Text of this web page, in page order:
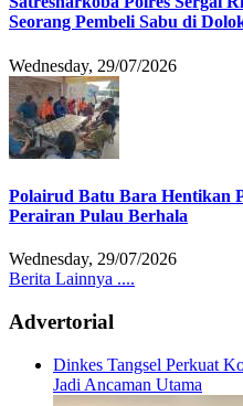
Seorang Pembeli Sabu di
Wednesday, 29/07/2026
Polairud Batu Bara Hentikan
Perairan Pulau Berhala
Wednesday, 29/07/2026
Berita Lainnya ....
Advertorial
Dinkes Tangsel Perkuat
Jadi Ancaman Utama